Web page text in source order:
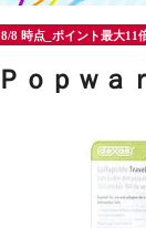
8/8 時点_ポイント最大11
Ｐｏｐｗ